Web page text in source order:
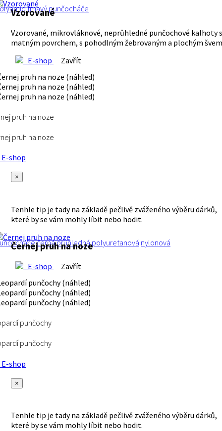
tmavý punčocháče
Vzorované
Vzorované, mikrovláknové, neprůhledné punčochové kalhoty s
matným povrchem, s pohodlným žebrovaným a plochým švem
E-shop
Zavřít
pruh na noze
pruh na noze
shop
×
Tenhle tip je tady na základě pečlivě zváženého výběru dárků,
které by se vám mohly líbit nebo hodit.
černáprůhledná polyuretanová nylonová
Černej pruh na noze
E-shop Zavřít
punčochy
punčochy
shop
×
Tenhle tip je tady na základě pečlivě zváženého výběru dárků,
které by se vám mohly líbit nebo hodit.